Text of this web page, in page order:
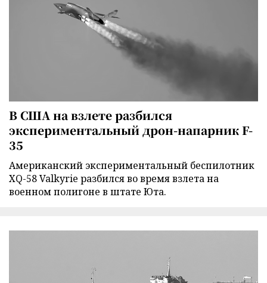
В США на взлете разбился
экспериментальный дрон-напарник F-
35
Американский экспериментальный беспилотник
XQ-58 Valkyrie разбился во время взлета на
военном полигоне в штате Юта.